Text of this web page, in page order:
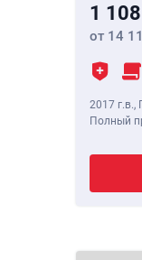
1
от 14
2017 г.в.,
Полный